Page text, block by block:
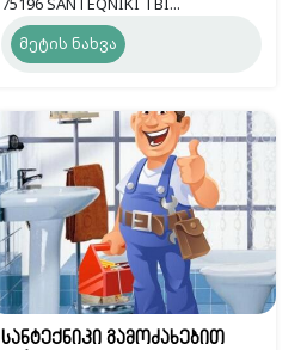
მეტის ნახვა
სანტექნიკი გამოძახებით